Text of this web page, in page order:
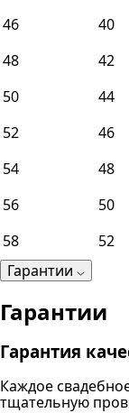
46
40
48
42
50
44
52
46
54
48
56
50
58
52
Гарантии
Гарантии
Гарантия
Каждое
тщательную